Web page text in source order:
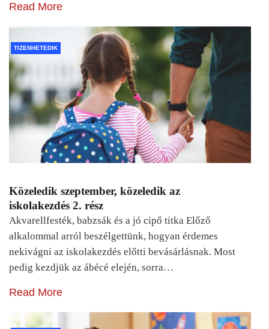
Read More
TIZENHETEDIK
Közeledik szeptember, közeledik az
iskolakezdés 2. rész
Akvarellfesték, babzsák és a jó cipő titka Előző
alkalommal arról beszélgettünk, hogyan érdemes
nekivágni az iskolakezdés előtti bevásárlásnak. Most
pedig kezdjük az ábécé elején, sorra…
Read More